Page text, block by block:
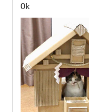
0k